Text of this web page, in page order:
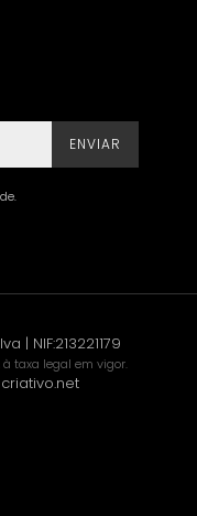
ENVIAR
.
| NIF:213221179
taxa legal em vigor.
criativo.net